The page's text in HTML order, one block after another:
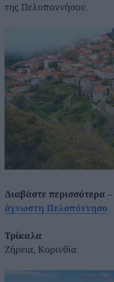
της Πελοποννήσου.
Διαβάστε περισσότερα –
άγνωστη Πελοπόννησο
Τρίκαλα
Ζήρεια, Κορινθία